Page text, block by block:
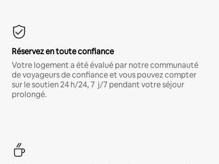
Réservez en toute confiance
Votre logement a été évalué par notre communauté
de voyageurs de confiance et vous pouvez compter
sur le soutien 24 h/24, 7 j/7 pendant votre séjour
prolongé.